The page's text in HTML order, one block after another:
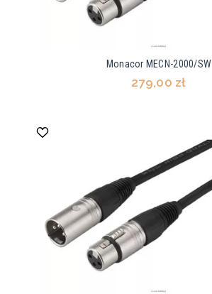
Monacor MECN-2000/SW
279,00 zł